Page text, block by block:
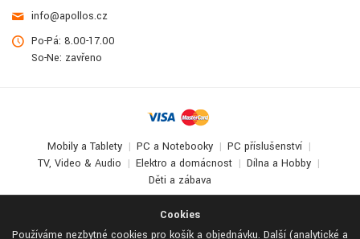
Cookies
Používáme nezbytné cookies pro košík a objednávku. Další (analytické a
info@apollos.cz
Po-Pá: 8.00-17.00
So-Ne: zavřeno
Mobily a Tablety PC a Notebooky
PC příslušenství
TV, Video & Audio
Elektro a domácnost
Dílna a Hobby
Děti a zábava